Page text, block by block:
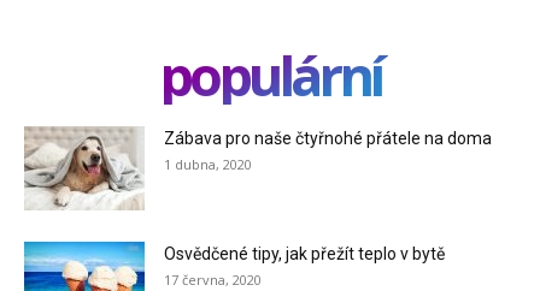
populární
Zábava pro naše čtyřnohé přátele na doma
1 dubna, 2020
Osvědčené tipy, jak přežít teplo v bytě
17 června, 2020